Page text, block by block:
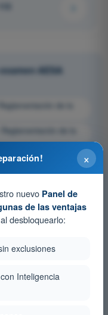
AESA
de la
de la
de la
×
nuevo Panel de
de las ventajas
desbloquearlo:
exclusiones
con Inteligencia